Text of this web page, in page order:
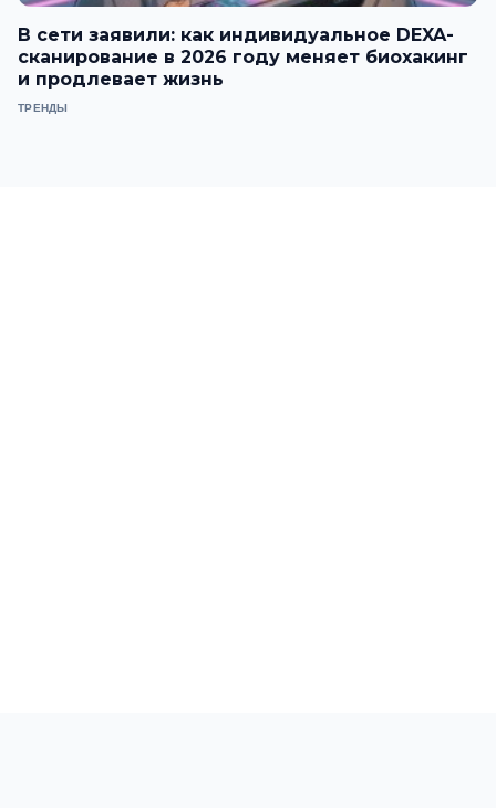
В сети заявили: как индивидуальное DEXA-
сканирование в 2026 году меняет биохакинг
и продлевает жизнь
ТРЕНДЫ